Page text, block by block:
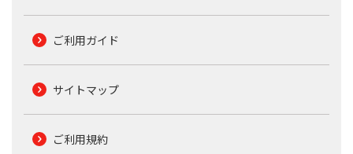
ご利用ガイド
サイトマップ
ご利用規約